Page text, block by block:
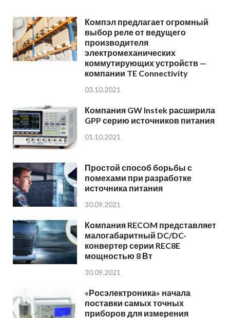
Компэл предлагает огромный
выбор реле от ведущего
производителя
электромеханических
коммутирующих устройств —
компании TE Connectivity
03.10.2021
Компания GW Instek расширила
GPP серию источников питания
01.10.2021
Простой способ борьбы с
помехами при разработке
источника питания
30.09.2021
Компания RECOM представляет
малогабаритный DC/DC-
конвертер серии REC8E
мощностью 8 Вт
30.09.2021
«Росэлектроника» начала
поставки самых точных
приборов для измерения